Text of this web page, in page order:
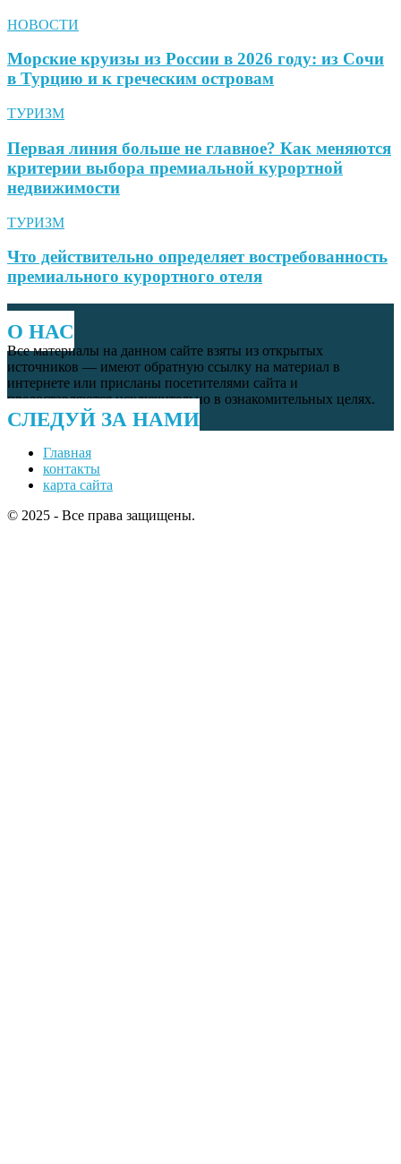
НОВОСТИ
Морские круизы из России в 2026 году: из Сочи
в Турцию и к греческим островам
ТУРИЗМ
Первая линия больше не главное? Как меняются
критерии выбора премиальной курортной
недвижимости
ТУРИЗМ
Что действительно определяет востребованность
премиального курортного отеля
О НАС
Все материалы на данном сайте взяты из открытых
источников — имеют обратную ссылку на материал в
интернете или присланы посетителями сайта и
предоставляются исключительно в ознакомительных целях.
СЛЕДУЙ ЗА НАМИ
Главная
контакты
карта сайта
© 2025 - Все права защищены.